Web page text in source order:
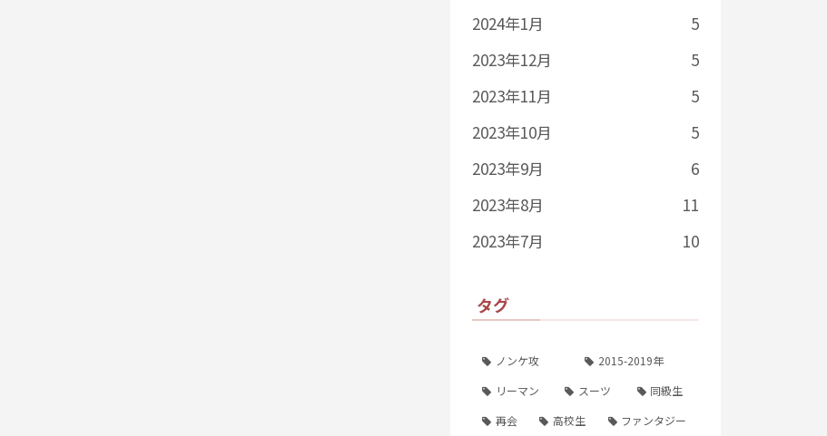
2024年1月
5
2023年12月
5
2023年11月
5
2023年10月
5
2023年9月
6
2023年8月
11
2023年7月
10
タグ
ノンケ攻
2015-2019年
リーマン
スーツ
同級生
再会
高校生
ファンタジー